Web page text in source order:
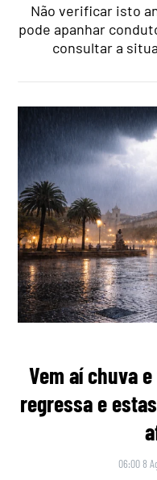
Não verificar isto
pode apanhar
consultar a
Vem aí chuva
regressa e
06:00 8